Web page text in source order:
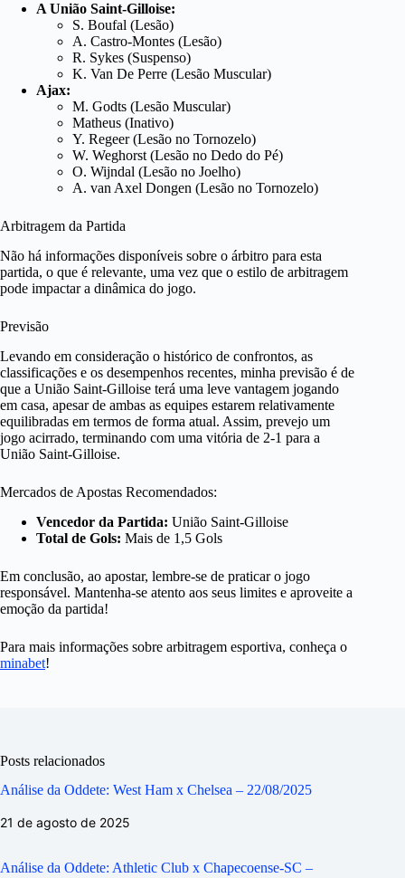
A União Saint-Gilloise:
S. Boufal (Lesão)
A. Castro-Montes (Lesão)
R. Sykes (Suspenso)
K. Van De Perre (Lesão Muscular)
Ajax:
M. Godts (Lesão Muscular)
Matheus (Inativo)
Y. Regeer (Lesão no Tornozelo)
W. Weghorst (Lesão no Dedo do Pé)
O. Wijndal (Lesão no Joelho)
A. van Axel Dongen (Lesão no Tornozelo)
Arbitragem da Partida
Não há informações disponíveis sobre o árbitro para esta
partida, o que é relevante, uma vez que o estilo de arbitragem
pode impactar a dinâmica do jogo.
Previsão
Levando em consideração o histórico de confrontos, as
classificações e os desempenhos recentes, minha previsão é de
que a União Saint-Gilloise terá uma leve vantagem jogando
em casa, apesar de ambas as equipes estarem relativamente
equilibradas em termos de forma atual. Assim, prevejo um
jogo acirrado, terminando com uma vitória de 2-1 para a
União Saint-Gilloise.
Mercados de Apostas Recomendados:
Vencedor da Partida: União Saint-Gilloise
Total de Gols: Mais de 1,5 Gols
Em conclusão, ao apostar, lembre-se de praticar o jogo
responsável. Mantenha-se atento aos seus limites e aproveite a
emoção da partida!
Para mais informações sobre arbitragem esportiva, conheça o
minabet!
Posts relacionados
Análise da Oddete: West Ham x Chelsea – 22/08/2025
21 de agosto de 2025
Análise da Oddete: Athletic Club x Chapecoense-SC –